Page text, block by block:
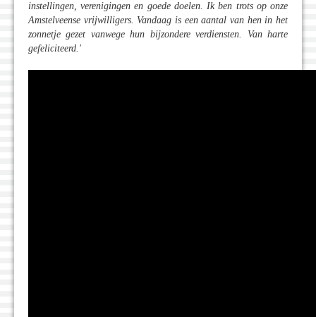
instellingen, verenigingen en goede doelen. Ik ben trots op onze
Amstelveense vrijwilligers. Vandaag is een aantal van hen in het
zonnetje gezet vanwege hun bijzondere verdiensten. Van harte
gefeliciteerd.'